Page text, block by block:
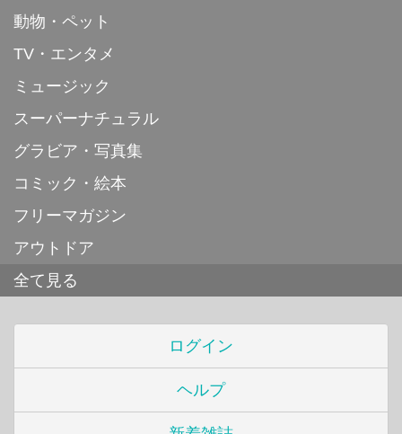
動物・ペット
TV・エンタメ
ミュージック
スーパーナチュラル
グラビア・写真集
コミック・絵本
フリーマガジン
アウトドア
全て見る
ログイン
ヘルプ